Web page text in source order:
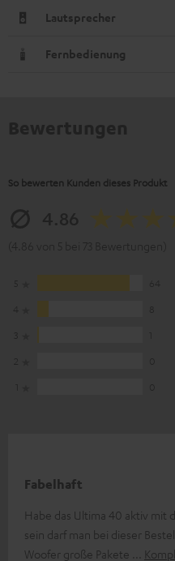
Lautsprecher
Fernbedienung
So bewerten Kunden dieses Produkt
Fabelhaft
Habe das Ultima 40 aktiv mit
sein darf man bei dieser
Woofer große Pakete